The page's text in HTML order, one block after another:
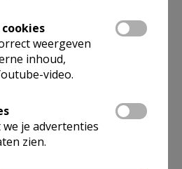
Hier vind je links naar de
op het boven-,
weergeven
inhoud,
video.
je advertenties
zien.